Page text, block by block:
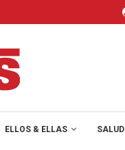
ELLOS & ELLAS SALUD